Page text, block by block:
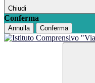
Chiudi
Conferma
Annulla Conferma